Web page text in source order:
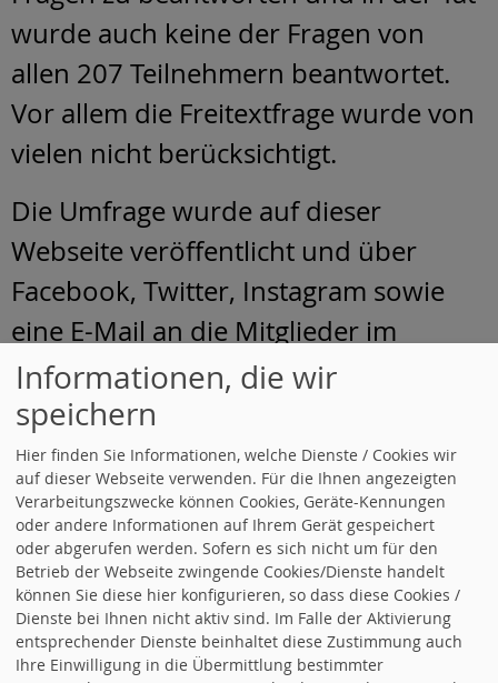
wurde auch keine der Fragen von
allen 207 Teilnehmern beantwortet.
Vor allem die Freitextfrage wurde von
vielen nicht berücksichtigt.
Die Umfrage wurde auf dieser
Webseite veröffentlicht und über
Facebook, Twitter, Instagram sowie
eine E-Mail an die Mitglieder im
Kreisverband beworben. Vor allem
nach dieser E-Mail stieg die
Teilnehmerzahl rasch an. Man darf
also davon ausgehen, dass im
Wesentlichen die Mitglieder
abgestimmt haben. Dies ergibt sich
auch daraus, dass die Freitextfrage
von niemandem mit einem hämischen
Informationen, die wir
speichern
Hier finden Sie Informationen, welche Dienste / Cookies wir
auf dieser Webseite verwenden. Für die Ihnen angezeigten
Verarbeitungszwecke können Cookies, Geräte-Kennungen
oder andere Informationen auf Ihrem Gerät gespeichert
oder abgerufen werden. Sofern es sich nicht um für den
Betrieb der Webseite zwingende Cookies/Dienste handelt
können Sie diese hier konfigurieren, so dass diese Cookies /
Dienste bei Ihnen nicht aktiv sind. Im Falle der Aktivierung
entsprechender Dienste beinhaltet diese Zustimmung auch
Ihre Einwilligung in die Übermittlung bestimmter